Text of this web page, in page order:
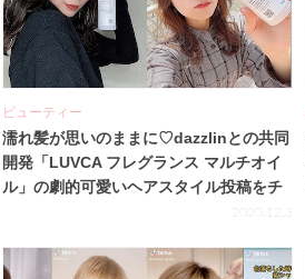
ビューティー
濡れ髪が思いのままに♡dazzlinとの共同
開発「LUVCA フレグランス マルチオイ
ル」の劇的可愛いヘアスタイル投稿をチ
2020.12.3